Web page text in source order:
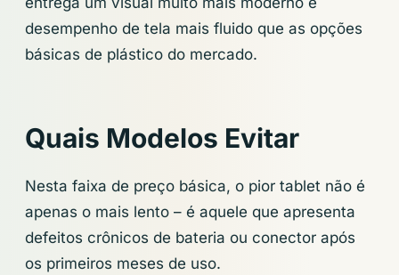
desempenho de tela mais fluido que as opções
básicas de plástico do mercado.
Quais Modelos Evitar
Nesta faixa de preço básica, o pior tablet não é
apenas o mais lento – é aquele que apresenta
defeitos crônicos de bateria ou conector após
os primeiros meses de uso.